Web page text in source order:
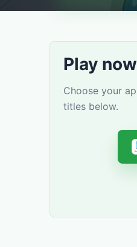
Play now
Choose your
titles below.